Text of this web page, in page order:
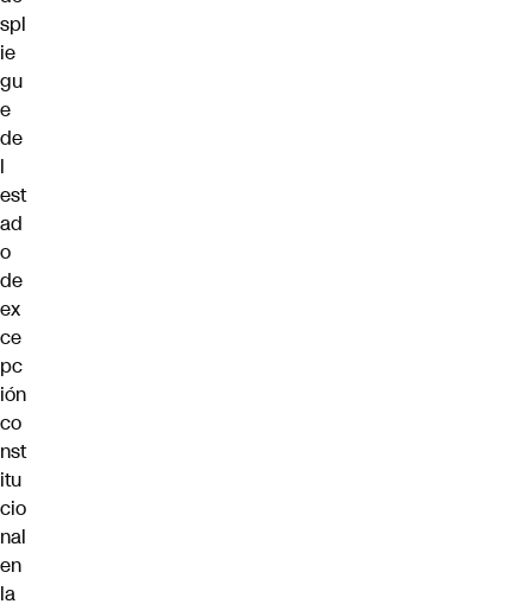
spl
ie
gu
e
de
l
est
ad
o
de
ex
ce
pc
ión
co
nst
itu
cio
nal
en
la